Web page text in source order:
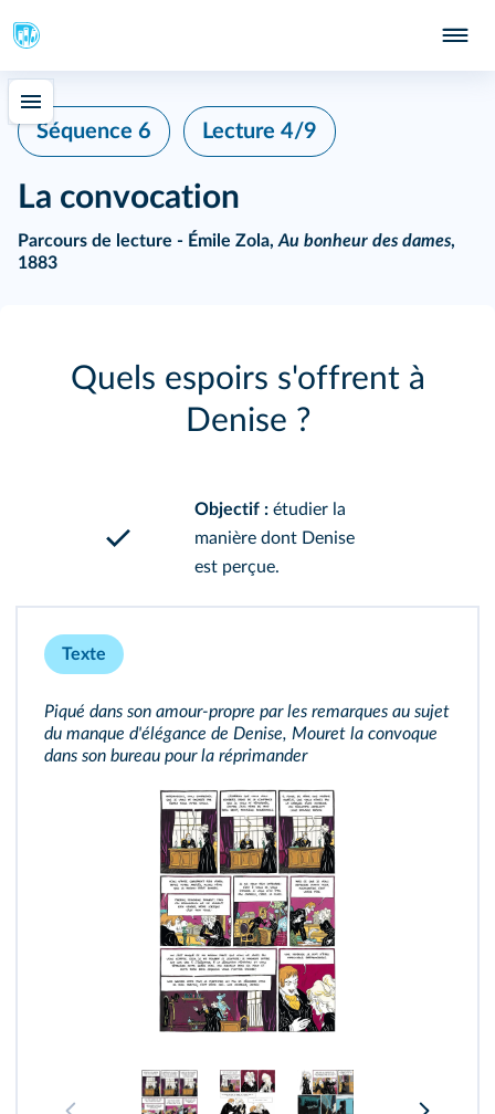
Séquence 6 Lecture 4/9
La convocation
Parcours de lecture - Émile Zola, Au bonheur des dames,
1883
Quels espoirs s'offrent à
Denise ?
Objectif : étudier la
manière dont Denise
est perçue.
Texte
Piqué dans son amour‑propre par les remarques au sujet
du manque d'élégance de Denise, Mouret la convoque
dans son bureau pour la réprimander